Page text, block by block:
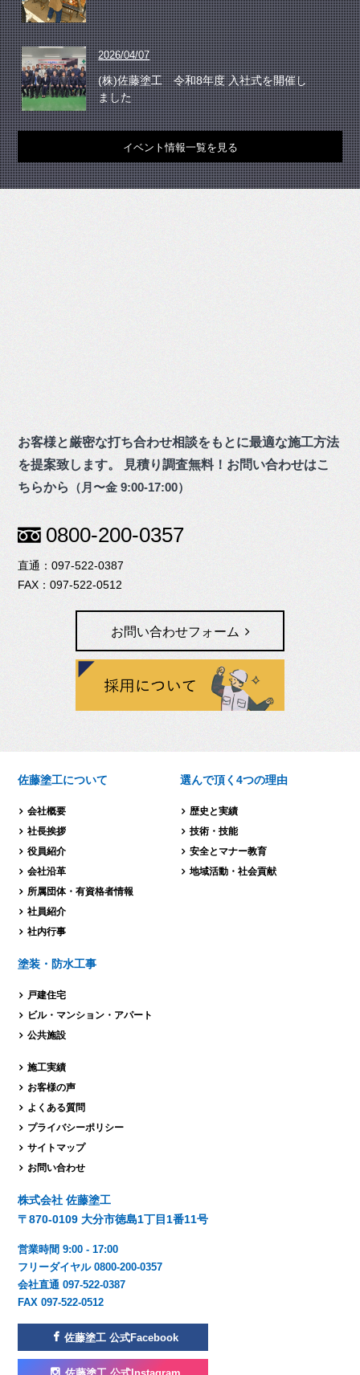
2026/04/07
(株)佐藤塗工 令和8年度 入社式を開催し
ました
イベント情報一覧を見る
お客様と厳密な打ち合わせ相談をもとに最適な施工方法
を提案致します。
見積り調査無料！お問い合わせはこ
ちらから
（月〜金 9:00-17:00）
0800-200-0357
097-522-0387
097-522-0512
お問い合わせフォーム
佐藤塗工について
会社概要
社長挨拶
役員紹介
会社沿革
所属団体・有資格者情報
社員紹介
社内行事
選んで頂く4つの理由
歴史と実績
技術・技能
安全とマナー教育
地域活動・社会貢献
塗装・防水工事
戸建住宅
ビル・マンション・ アパート
公共施設
施工実績
お客様の声
よくある質問
プライバシーポリシー
サイトマップ
お問い合わせ
株式会社 佐藤塗工
〒870-0109 大分市徳島1丁目1番11号
営業時間 9:00 - 17:00
フリーダイヤル 0800-200-0357
会社直通 097-522-0387
FAX 097-522-0512
佐藤塗工 公式Facebook